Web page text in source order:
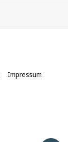
Impressum